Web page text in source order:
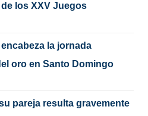
los XXV Juegos
la jornada
oro en Santo Domingo
pareja resulta gravemente